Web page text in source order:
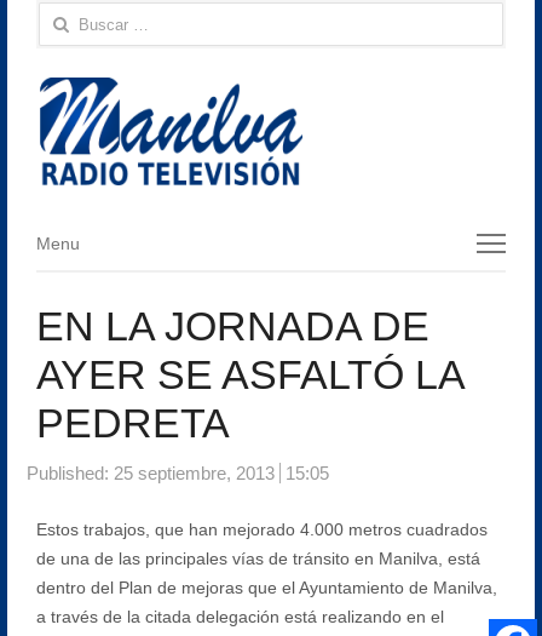
Buscar:
Menu
Menu
EN LA JORNADA DE
AYER SE ASFALTÓ LA
PEDRETA
Published: 25 septiembre, 2013 15:05
Estos trabajos, que han mejorado 4.000 metros cuadrados
de una de las principales vías de tránsito en Manilva, está
dentro del Plan de mejoras que el Ayuntamiento de Manilva,
a través de la citada delegación está realizando en el